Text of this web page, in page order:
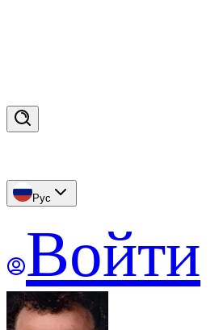
Рус
Войти